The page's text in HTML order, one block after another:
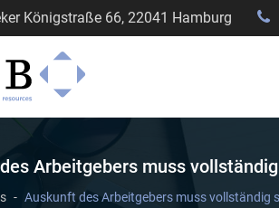
Königstraße 66, 22041 Hamburg
Arbeitgebers muss
Auskunft des Arbeitgebers muss vollständig